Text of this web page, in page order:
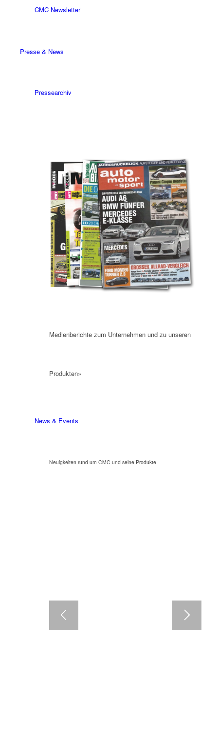
CMC Newsletter
Presse & News
Pressearchiv
Medienberichte zum Unternehmen und zu unseren
Produkten»
News & Events
Neuigkeiten rund um CMC und seine Produkte